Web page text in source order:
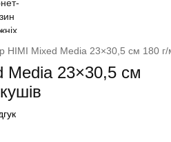
HIMI Mixed Media 23×30,5 см 180 г/
Media 23×30,5 см